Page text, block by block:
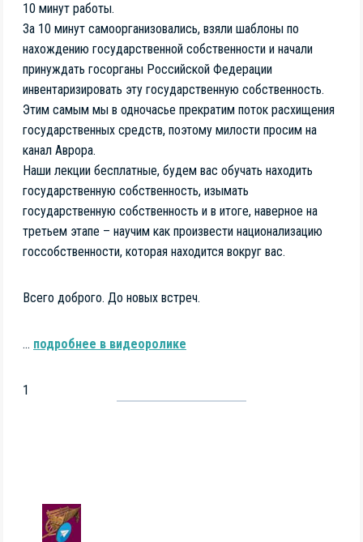
10 минут работы.
За 10 минут самоорганизовались, взяли шаблоны по
нахождению государственной собственности и начали
принуждать госорганы Российской Федерации
инвентаризировать эту государственную собственность.
Этим самым мы в одночасье прекратим поток расхищения
государственных средств, поэтому милости просим на
канал Аврора.
Наши лекции бесплатные, будем вас обучать находить
государственную собственность, изымать
государственную собственность и в итоге, наверное на
третьем этапе – научим как произвести национализацию
госсобственности, которая находится вокруг вас.
Всего доброго. До новых встреч.
… подробнее в видеоролике
1